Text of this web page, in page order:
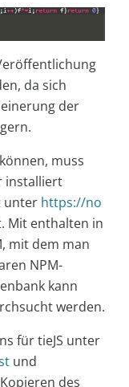
da sich
der
muss
installiert
unter https://no
Mit enthalten in
mit dem man
NPM-
kann
werden.
für tieJS unter
und
des